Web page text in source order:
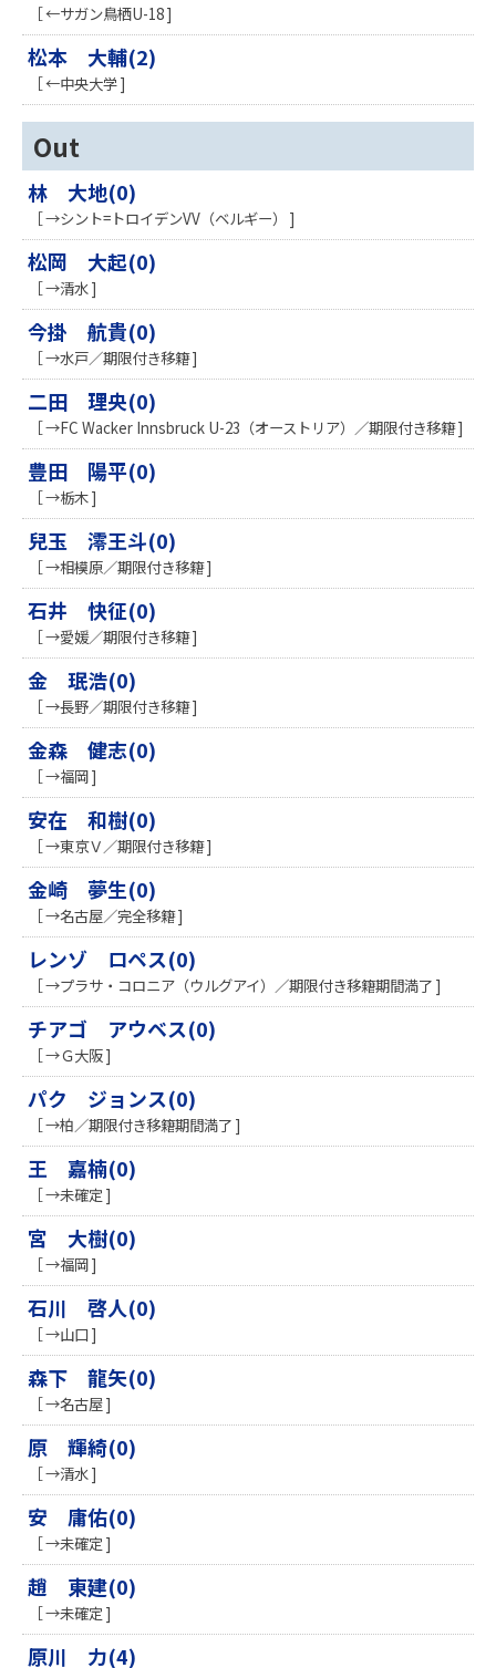
［ ←サガン鳥栖U-18 ]
松本 大輔(2)
［ ←中央大学 ]
Out
林 大地(0)
［ →シント=トロイデンVV（ベルギー） ]
松岡 大起(0)
［ →清水 ]
今掛 航貴(0)
［ →水戸／期限付き移籍 ]
二田 理央(0)
［ →FC Wacker Innsbruck U-23（オーストリア）／期限付き移籍 ]
豊田 陽平(0)
［ →栃木 ]
兒玉 澪王斗(0)
［ →相模原／期限付き移籍 ]
石井 快征(0)
［ →愛媛／期限付き移籍 ]
金 珉浩(0)
［ →長野／期限付き移籍 ]
金森 健志(0)
［ →福岡 ]
安在 和樹(0)
［ →東京Ｖ／期限付き移籍 ]
金崎 夢生(0)
［ →名古屋／完全移籍 ]
レンゾ ロペス(0)
［ →プラサ・コロニア（ウルグアイ）／期限付き移籍期間満了 ]
チアゴ アウベス(0)
［ →Ｇ大阪 ]
パク ジョンス(0)
［ →柏／期限付き移籍期間満了 ]
王 嘉楠(0)
［ →未確定 ]
宮 大樹(0)
［ →福岡 ]
石川 啓人(0)
［ →山口 ]
森下 龍矢(0)
［ →名古屋 ]
原 輝綺(0)
［ →清水 ]
安 庸佑(0)
［ →未確定 ]
趙 東建(0)
［ →未確定 ]
原川 力(4)